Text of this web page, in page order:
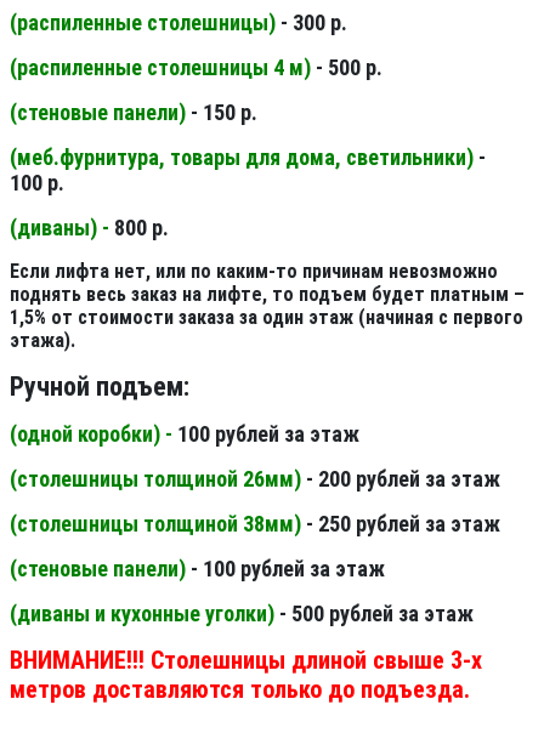
(распиленные столешницы) - 300 р.
(распиленные столешницы 4 м) - 500 р.
(стеновые панели) - 150 р.
(меб.фурнитура, товары для дома, светильники) -
100 р.
(диваны) - 800 р.
Если лифта нет, или по каким-то причинам невозможно
поднять весь заказ на лифте, то подъем будет платным –
1,5% от стоимости заказа за один этаж (начиная с первого
этажа).
Ручной подъем:
(одной коробки) - 100 рублей за этаж
(столешницы толщиной 26мм) - 200 рублей за этаж
(столешницы толщиной 38мм) - 250 рублей за этаж
(стеновые панели) - 100 рублей за этаж
(диваны и кухонные уголки) - 500 рублей за этаж
ВНИМАНИЕ!!! Столешницы длиной свыше 3-х
метров доставляются только до подъезда.